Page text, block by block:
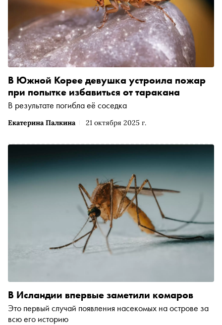
Екатерина Палкина 21 октября 2025 г.
В Южной Корее девушка устроила пожар
при попытке избавиться от таракана
В результате погибла её соседка
В Исландии впервые заметили комаров
Это первый случай появления насекомых на острове за
всю его историю